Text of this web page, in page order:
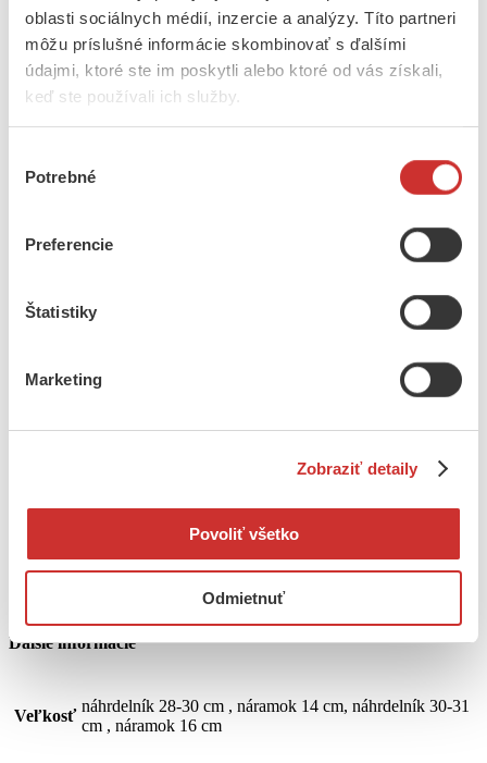
oblasti sociálnych médií, inzercie a analýzy. Títo partneri
môžu príslušné informácie skombinovať s ďalšími
údajmi, ktoré ste im poskytli alebo ktoré od vás získali,
keď ste používali ich služby.
súhlasu
Potrebné
Preferencie
Štatistiky
Marketing
Zobraziť detaily
Povoliť všetko
Odmietnuť
Hľadaj
Domov/Obchod/Ženy/Doplnky
Veľkosť
Farba stuhy
Náhrdelník a náramok zo stuhy s potlačou v rôznych farbách a
veľkostiach. Zaväzovanie na stuhu.
Ďalšie informácie
Veľkosť
náhrdelník 28-30 cm , náramok 14 cm, náhrdelník 30-31
cm , náramok 16 cm